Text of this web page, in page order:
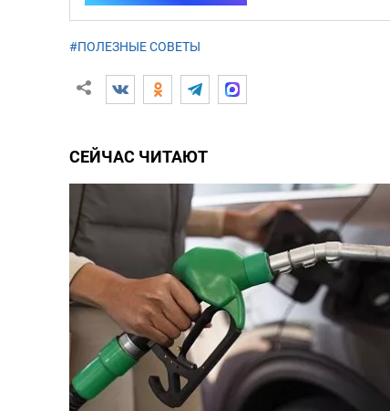
#ПОЛЕЗНЫЕ СОВЕТЫ
СЕЙЧАС ЧИТАЮТ